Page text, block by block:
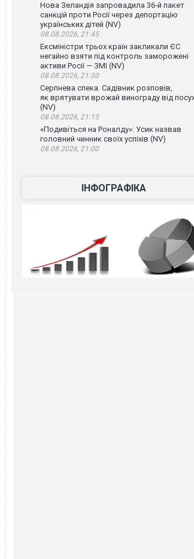
Нова Зеландія запровадила 36-й пакет
санкцій проти Росії через депортацію
українських дітей (NV)
08.08.2026, 21:45
Ексміністри трьох країн закликали ЄС
негайно взяти під контроль заморожені
активи Росії — ЗМІ (NV)
08.08.2026, 21:30
Серпнева спека. Садівник розповів,
як врятувати врожай винограду від
(NV)
08.08.2026, 21:15
«Подивіться на Роналду»: Усик назвав
головний чинник своїх успіхів (NV)
08.08.2026, 21:00
ІНФОГРАФІКА